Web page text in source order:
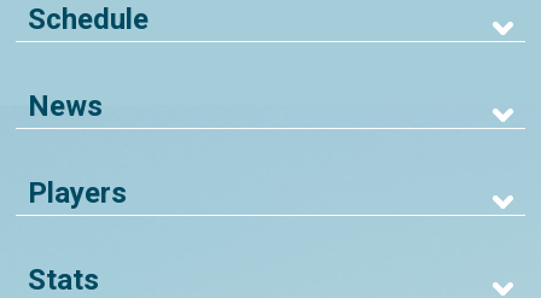
Schedule
News
Players
Stats